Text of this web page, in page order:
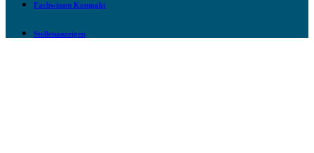
Fachwissen Kompakt
Stellenanzeigen